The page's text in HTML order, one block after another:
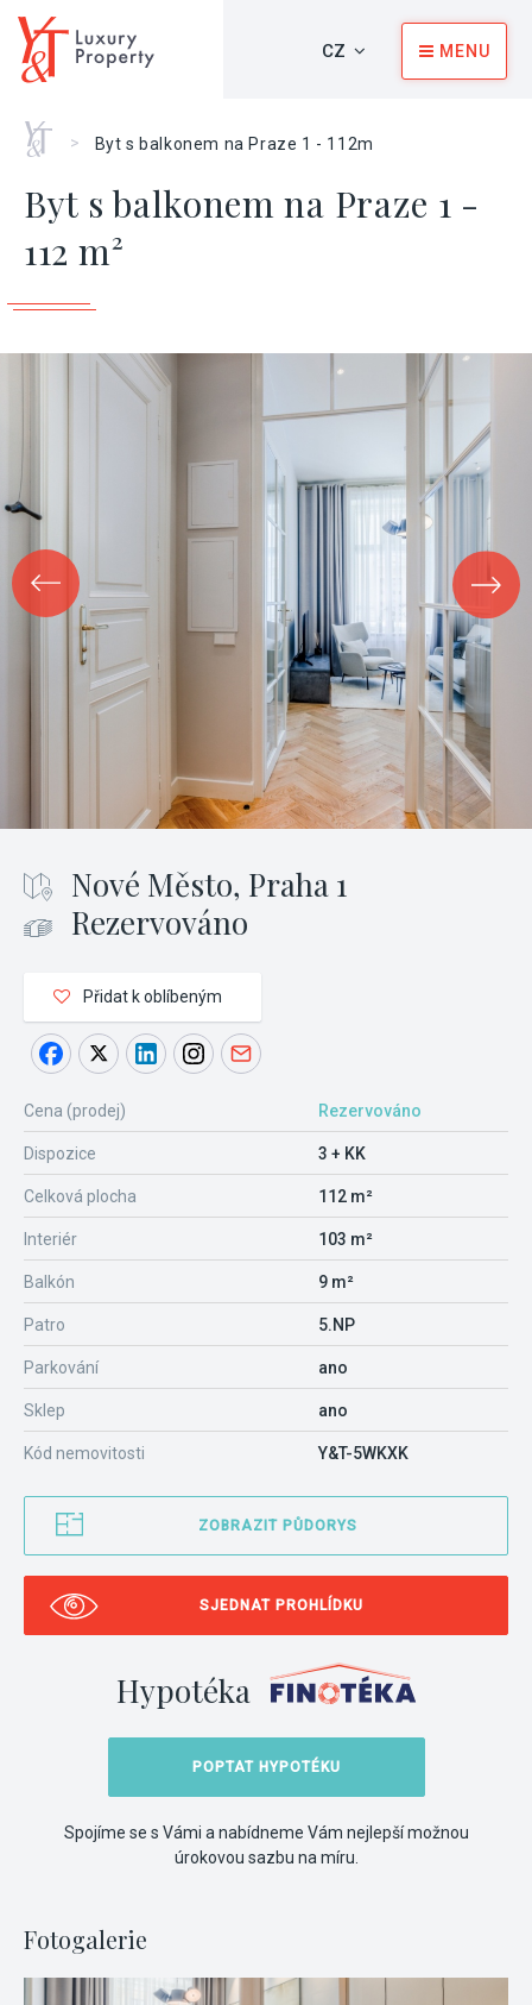
CZ MENU
Home
> Byt s balkonem na Praze 1 - 112m
Byt s balkonem na Praze 1 -
112 m²
Nové Město, Praha 1
Rezervováno
Přidat k oblíbeným
Cena (prodej) Rezervováno
Dispozice 3 + KK
Celková plocha 112 m²
Interiér 103 m²
Balkón 9 m²
Patro 5.NP
Parkování ano
Sklep ano
Kód nemovitosti Y&T-5WKXK
ZOBRAZIT PŮDORYS
SJEDNAT PROHLÍDKU
Hypotéka
POPTAT HYPOTÉKU
Spojíme se s Vámi a nabídneme Vám nejlepší možnou
úrokovou sazbu na míru.
Fotogalerie